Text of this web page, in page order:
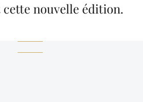
nouvelle édition.